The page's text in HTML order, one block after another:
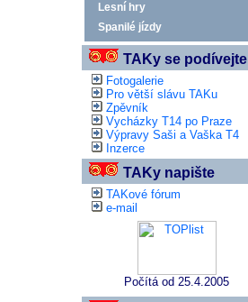
Lesní hry
Spanilé jízdy
TAKy se podívejte
Fotogalerie
Pro větší slávu TAKu
Zpěvník
Vycházky T14 po Praze
Výpravy Saši a Vaška T4
Inzerce
TAKy napište
TAKové fórum
e-mail
Počítá od 25.4.2005